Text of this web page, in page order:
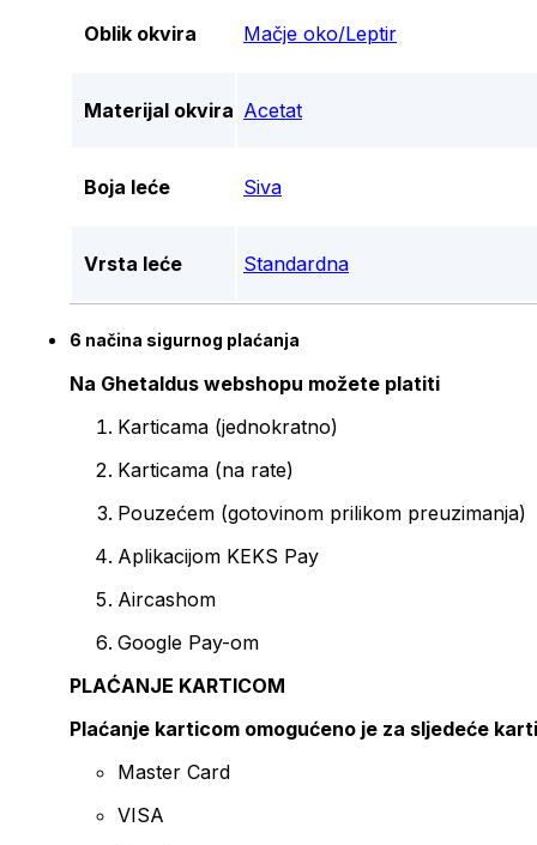
Oblik okvira Mačje oko/Leptir
Materijal okvira Acetat
Boja leće Siva
Vrsta leće Standardna
6 načina sigurnog plaćanja
Na Ghetaldus webshopu možete platiti
Karticama (jednokratno)
Karticama (na rate)
Pouzećem (gotovinom prilikom preuzimanja)
Aplikacijom KEKS Pay
Aircashom
Google Pay-om
PLAĆANJE KARTICOM
Plaćanje karticom omogućeno je za sljedeće
Master Card
VISA